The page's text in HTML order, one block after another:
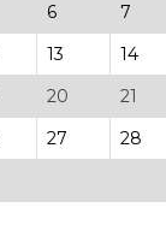
6 7
13 14
20 21
27 28